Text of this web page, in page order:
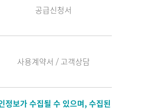
공급신청서
사용계약서 / 고객상담
정보가 수집될 수 있으며, 수집된